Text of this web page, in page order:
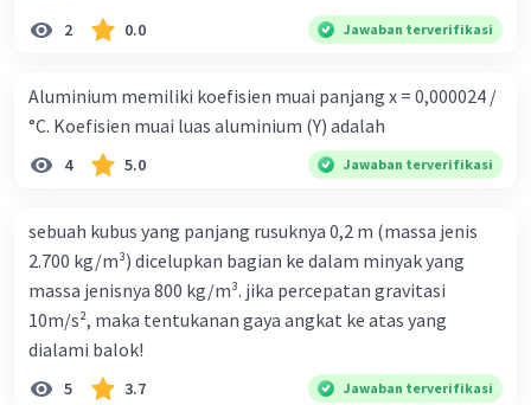
2 0.0 Jawaban terverifikasi
Aluminium memiliki koefisien muai panjang x = 0,000024 /
°C. Koefisien muai luas aluminium (Y) adalah
4 5.0 Jawaban terverifikasi
sebuah kubus yang panjang rusuknya 0,2 m (massa jenis
2.700 kg/m³) dicelupkan bagian ke dalam minyak yang
massa jenisnya 800 kg/m³. jika percepatan gravitasi
10m/s², maka tentukanan gaya angkat ke atas yang
dialami balok!
5 3.7 Jawaban terverifikasi